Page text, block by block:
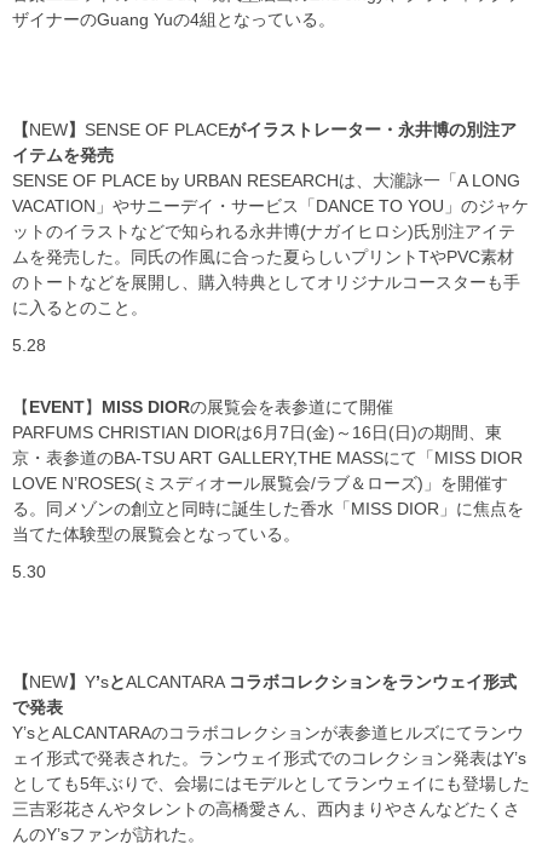
ザイナーのGuang Yuの4組となっている。
【NEW】 SENSE OF PLACEがイラストレーター・永井博の別注ア
イテムを発売
SENSE OF PLACE by URBAN RESEARCHは、大瀧詠一「A LONG
VACATION 」やサニーデイ・サービス「DANCE TO YOU 」のジャケ
ットのイラストなどで知られる永井博(ナガイヒロシ)氏別注アイテ
ムを発売した。同氏の作風に合った夏らしいプリントTやPVC素材
のトートなどを展開し、購入特典としてオリジナルコースターも手
に入るとのこと。
5.28
【EVENT】 MISS DIORの展覧会を表参道にて開催
PARFUMS CHRISTIAN DIORは6 月7日(金)～ 16日(日)の期間、東
京・表参道のBA-TSU ART GALLERY,THE MASSにて「MISS DIOR
LOVE N’ROSES(ミスディオール展覧会/ラブ＆ローズ)」を開催す
る。同メゾンの創立と同時に誕生した香水「MISS DIOR 」に焦点を
当てた体験型の展覧会となっている。
5.30
【NEW】 Y’sとALCANTARA コラボコレクションをランウェイ形式
で発表
Y’sとALCANTARAのコラボコレクションが表参道ヒルズにてランウ
ェイ形式で発表された。ランウェイ形式でのコレクション発表はY’s
としても5年ぶりで、会場にはモデルとしてランウェイにも登場した
三吉彩花さんやタレントの高橋愛さん、西内まりやさんなどたくさ
んのY’sファンが訪れた。